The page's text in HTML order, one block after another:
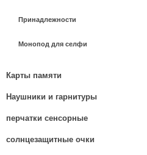
Принадлежности
Монопод для селфи
Карты памяти
Наушники и гарнитуры
перчатки сенсорные
солнцезащитные очки